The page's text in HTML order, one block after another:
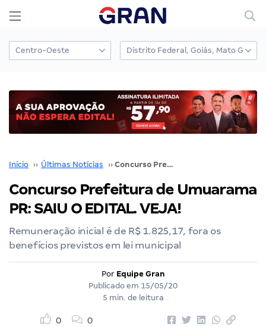
Início ›› Últimas Notícias ›› Concurso Prefeitura de Umuarama PR: SAIU O EDITAL. VEJA!
Concurso Prefeitura de Umuarama
PR: SAIU O EDITAL. VEJA!
Remuneração inicial é de R$ 1.825,17, fora os
benefícios previstos em lei municipal
Por Equipe Gran
Publicado em 15/05/20
5 min. de leitura
0 0